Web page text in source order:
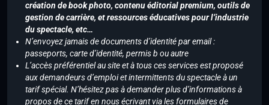
création de book photo, contenu éditorial premium, outils de
gestion de carrière, et ressources éducatives pour l’industrie
du spectacle, etc…
N’envoyez jamais de documents d’identité par email :
passeports, carte d’identité, permis b ou autre
L’accès préférentiel au site et à tous ces services est proposé
aux demandeurs d’emploi et intermittents du spectacle à un
tarif spécial. N’hésitez pas à demander plus d’informations à
propos de ce tarif en nous écrivant via les formulaires de